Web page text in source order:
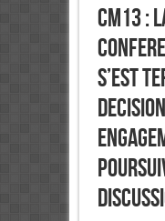
CM13 :
s’est